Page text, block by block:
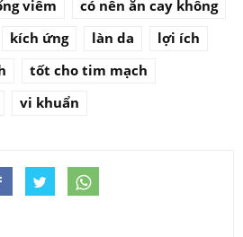
viêm
có nên ăn cay không
kích ứng làn da
lợi ích
tốt cho tim mạch
vi khuẩn